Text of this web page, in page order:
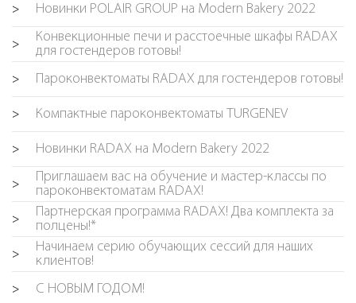
> Новинки POLAIR GROUP на Modern Bakery 2022
>
Конвекционные печи и расстоечные шкафы RADAX
для гостендеров готовы!
> Пароконвектоматы RADAX для гостендеров готовы!
> Компактные пароконвектоматы TURGENEV
> Новинки RADAX на Modern Bakery 2022
>
Приглашаем вас на обучение и мастер-классы по
пароконвектоматам RADAX!
>
Партнерская программа RADAX! Два комплекта за
полцены!*
>
Начинаем серию обучающих сессий для наших
клиентов!
> С НОВЫМ ГОДОМ!